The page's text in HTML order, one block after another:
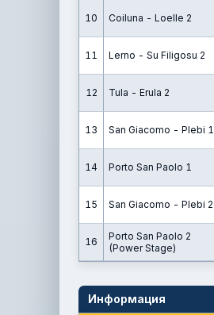
10 Coiluna - Loelle 2
11 Lerno - Su Filigosu 2
12 Tula - Erula 2
13 San Giacomo - Plebi 1
14 Porto San Paolo 1
15 San Giacomo - Plebi 2
16
Porto San Paolo 2
(Power Stage)
Информация